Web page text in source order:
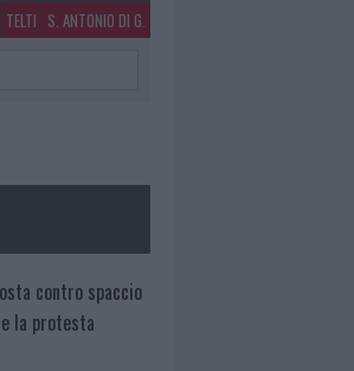
TELTI S. ANTONIO DI G.
contro spaccio
la protesta